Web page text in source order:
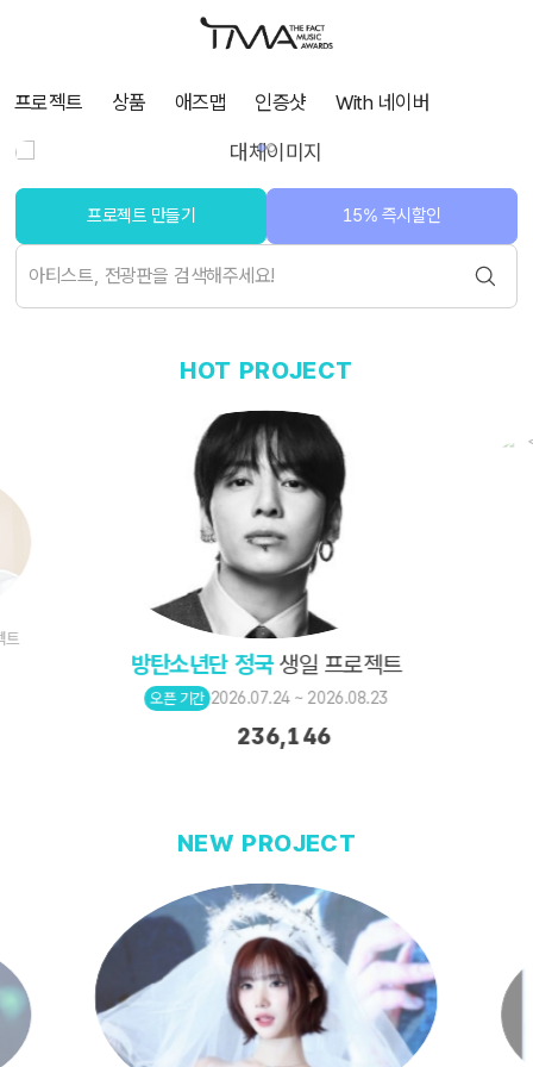
프로젝트 상품 애즈맵 인증샷 With 네이버
프로젝트 만들기 15% 즉시할인
HOT PROJECT
트
방탄소년단 정국생일 프로젝트
오픈 기간 2026.07.24 ~ 2026.08.23
236,146
NEW PROJECT